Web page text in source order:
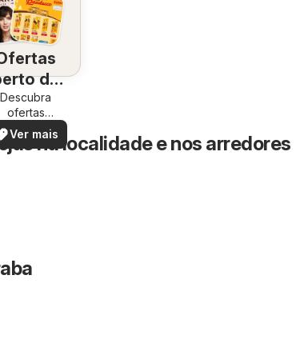
de
você
Descubra
ofertas
especiais
Ver maisna localidade e nos arredores